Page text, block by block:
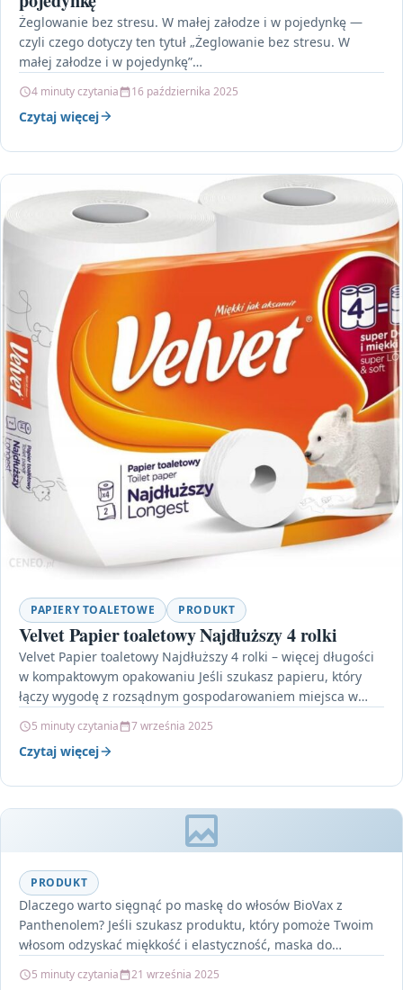
Żeglowanie bez stresu. W małej załodze i w pojedynkę —
czyli czego dotyczy ten tytuł „Żeglowanie bez stresu. W
małej załodze i w pojedynkę”…
4 minuty czytania 16 października 2025
Czytaj więcej
PAPIERY TOALETOWE PRODUKT
Velvet Papier toaletowy Najdłuższy 4 rolki
Velvet Papier toaletowy Najdłuższy 4 rolki – więcej długości
w kompaktowym opakowaniu Jeśli szukasz papieru, który
łączy wygodę z rozsądnym gospodarowaniem miejsca w
5 minuty czytania 7 września 2025
Czytaj więcej
PRODUKT
Dlaczego warto sięgnąć po maskę do włosów BioVax z
Panthenolem? Jeśli szukasz produktu, który pomoże Twoim
włosom odzyskać miękkość i elastyczność, maska do
5 minuty czytania 21 września 2025